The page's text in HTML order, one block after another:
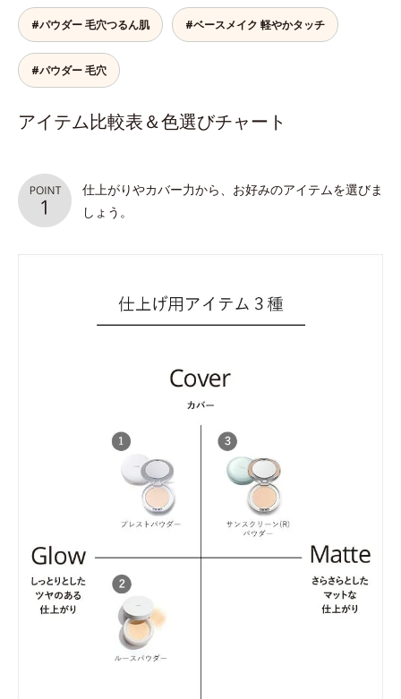
#パウダー 毛穴つるん肌 #ベースメイク 軽やかタッチ
#パウダー 毛穴
アイテム比較表＆色選びチャート
仕上がりやカバー力から、お好みのアイテムを選びま
しょう。